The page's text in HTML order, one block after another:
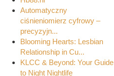
Automatyczny
ciśnieniomierz cyfrowy –
precyzyjn...
Blooming Hearts: Lesbian
Relationship in Cu...
KLCC & Beyond: Your Guide
to Night Nightlife